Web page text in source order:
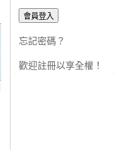
忘記密碼？
歡迎註冊以享全權！